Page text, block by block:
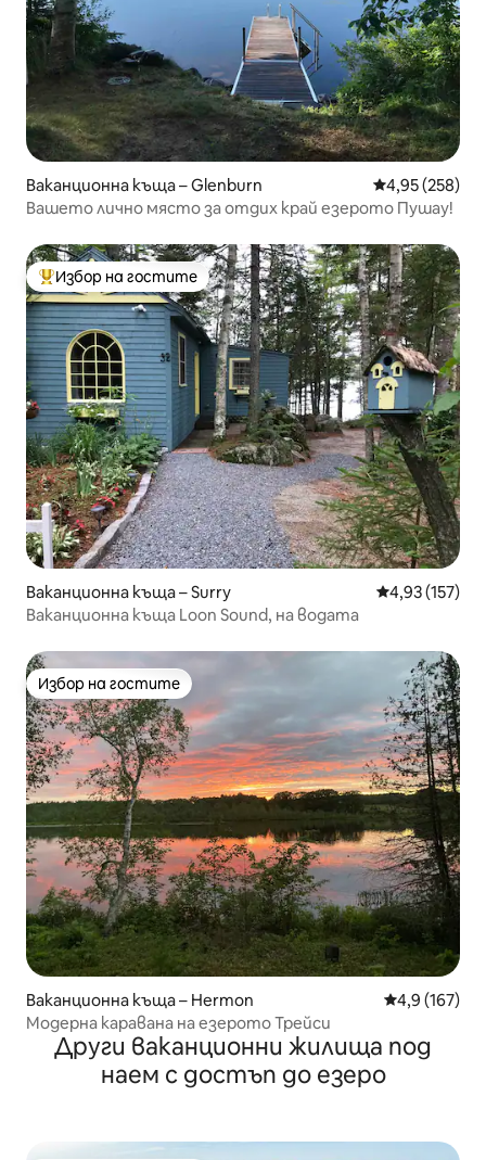
Ваканционна къща – Glenburn Средна
4,95 (258)
Вашето лично място за отдих край езерото Пушау!
Най-популярен избор на гостите
Избор на гостите
Ваканционна къща – Surry Средна
4,93 (157)
Ваканционна къща Loon Sound, на водата
Избор на гостите
Избор на гостите
Ваканционна къща – Hermon Средна
4,9 (167)
Модерна каравана на езерото Трейси
Други ваканционни жилища под
наем с достъп до езеро